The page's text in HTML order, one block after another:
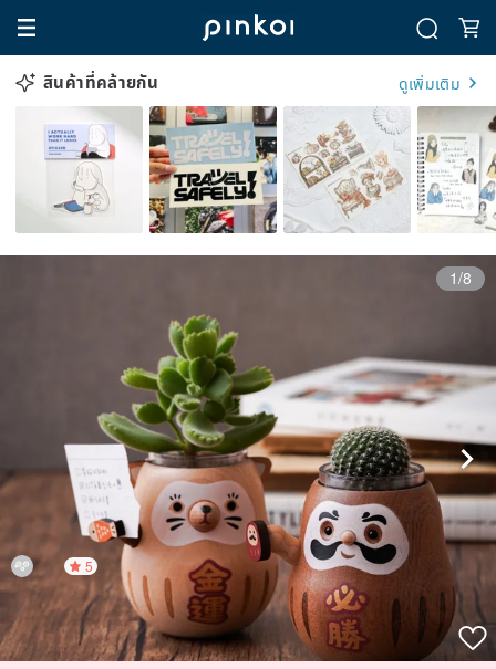
สินค้าที่คล้ายกัน ดูเพิ่มเติม
1/8
5